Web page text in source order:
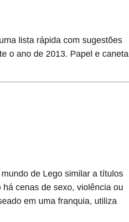
lista rápida com sugestões
o ano de 2013. Papel e caneta
de Lego similar a títulos
cenas de sexo, violência ou
em uma franquia, utiliza